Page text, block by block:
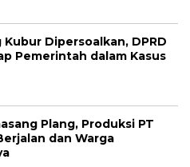
Dipersoalkan, DPRD
Pemerintah dalam Kasus
Plang, Produksi PT
dan Warga